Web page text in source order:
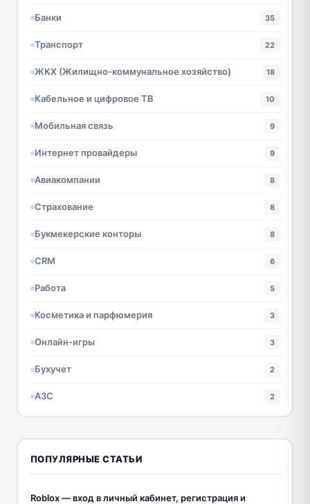
Банки 35
Транспорт 22
ЖКХ (Жилищно-коммунальное хозяйство) 18
Кабельное и цифровое ТВ 10
Мобильная связь 9
Интернет провайдеры 9
Авиакомпании 8
Страхование 8
Букмекерские конторы 8
CRM 6
Работа 5
Косметика и парфюмерия 3
Онлайн-игры 3
Бухучет 2
АЗС 2
ПОПУЛЯРНЫЕ СТАТЬИ
Roblox — вход в личный кабинет, регистрация и